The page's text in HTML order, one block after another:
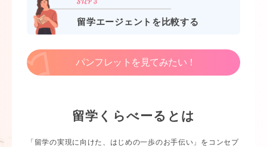
留学エージェントを比較する
パンフレットを見てみたい！
留学くらべーるとは
「留学の実現に向けた、はじめの一歩のお手伝い」をコンセプ